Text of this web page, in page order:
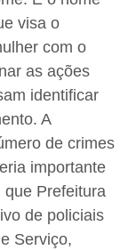
visa o
com o
as ações
identificar
A
de crimes
importante
Prefeitura
de policiais
Serviço,